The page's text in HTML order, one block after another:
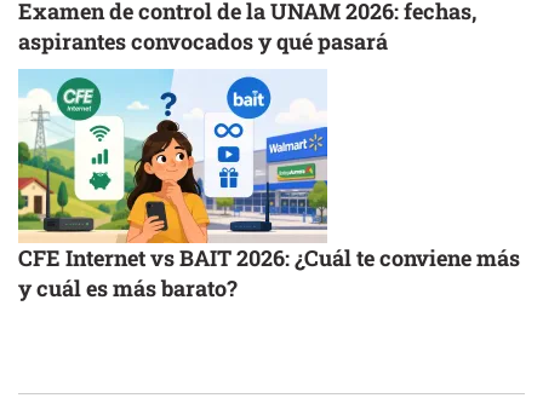
Examen de control de la UNAM 2026: fechas,
aspirantes convocados y qué pasará
CFE Internet vs BAIT 2026: ¿Cuál te conviene más
y cuál es más barato?